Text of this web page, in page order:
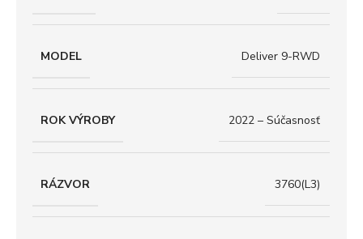
MODEL Deliver 9-RWD
ROK VÝROBY 2022 – Súčasnosť
RÁZVOR 3760(L3)